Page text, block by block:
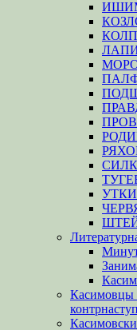
Касимовцы